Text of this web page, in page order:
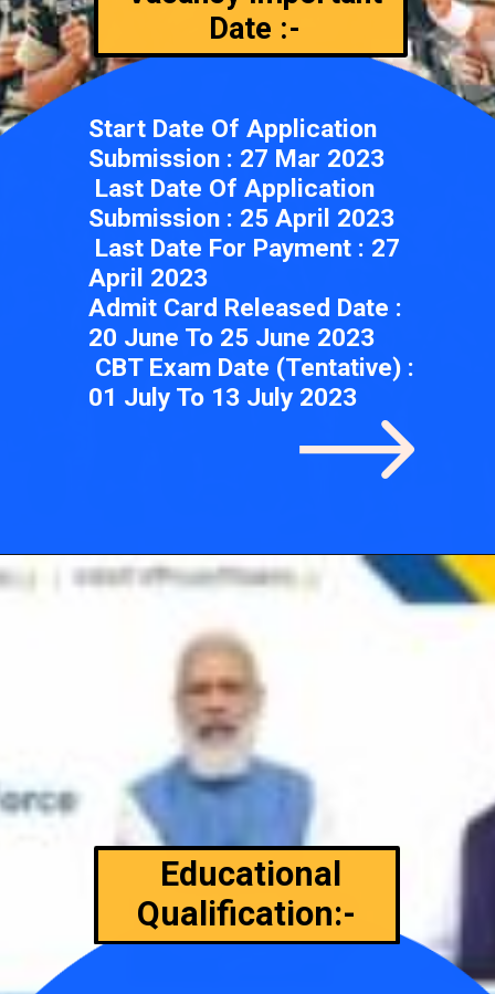
Date :-
Start Date Of Application
Submission : 27 Mar 2023
Last Date Of Application
Submission : 25 April 2023
Last Date For Payment : 27
April 2023
Admit Card Released Date :
20 June To 25 June 2023
CBT Exam Date (Tentative) :
01 July To 13 July 2023
Educational
Qualification:-